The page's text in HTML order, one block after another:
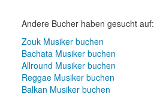
Andere Bucher haben gesucht auf:
Zouk Musiker buchen
Bachata Musiker buchen
Allround Musiker buchen
Reggae Musiker buchen
Balkan Musiker buchen